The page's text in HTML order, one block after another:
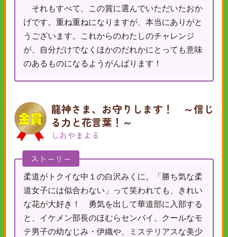
それもすべて、この賞に選んでいただいたおか
げです。重ね重ねになりますが、本当にありがと
うございます。これからのわたしのチャレンジ
が、自分だけでなくほかのだれかにとっても意味
のあるものになるようがんばります！
龍神さま、お守りします！ ～信じ
る力と花言葉！～
しおやまよる
ストーリー
柔道がトクイな中１の白沢みくに。「勝ち気な柔
道女子には似合わない」って笑われても、きれい
な花が大好き！ 勇気を出して華道部に入部する
と、イケメン部長のほむらセンパイ、クールなモ
テ男子の幼なじみ・伊織や、ミステリアスな美少